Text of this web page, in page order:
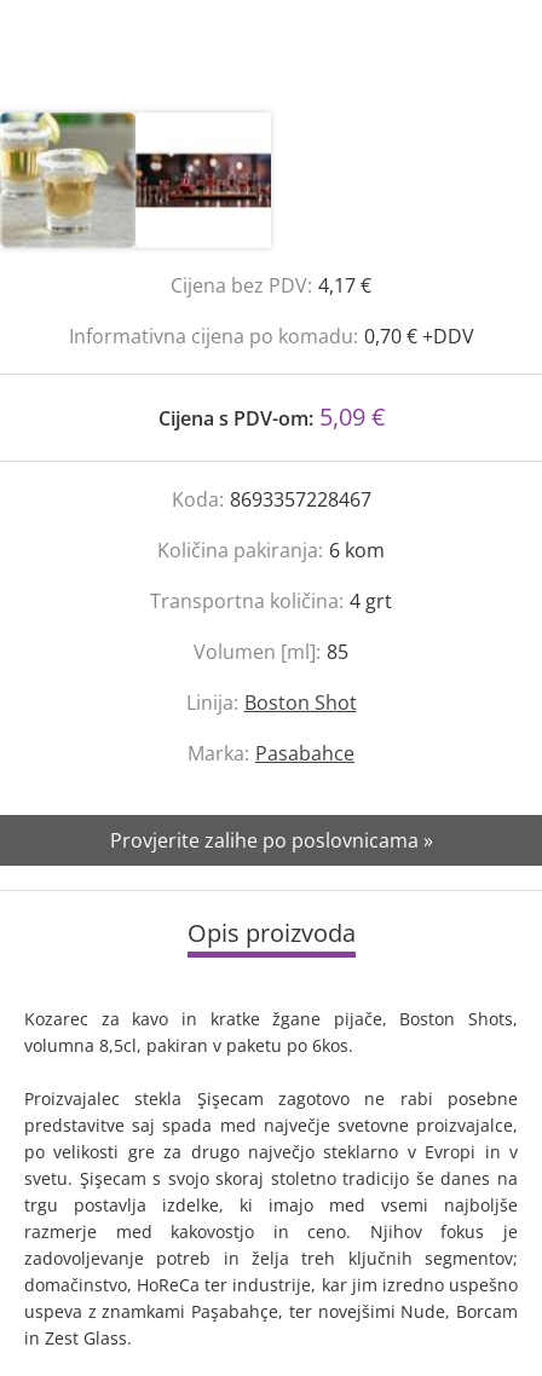
Cijena bez PDV: 4,17 €
Informativna cijena po komadu: 0,70 € +DDV
Cijena s PDV-om: 5,09 €
Koda: 8693357228467
Količina pakiranja: 6 kom
Transportna količina: 4 grt
Volumen [ml]: 85
Linija: Boston Shot
Marka: Pasabahce
Provjerite zalihe po poslovnicama »
Opis proizvoda
Kozarec za kavo in kratke žgane pijače, Boston Shots,
volumna 8,5cl, pakiran v paketu po 6kos.
Proizvajalec stekla Şişecam zagotovo ne rabi posebne
predstavitve saj spada med največje svetovne proizvajalce,
po velikosti gre za drugo največjo steklarno v Evropi in v
svetu. Şişecam s svojo skoraj stoletno tradicijo še danes na
trgu postavlja izdelke, ki imajo med vsemi najboljše
razmerje med kakovostjo in ceno. Njihov fokus je
zadovoljevanje potreb in želja treh ključnih segmentov;
domačinstvo, HoReCa ter industrije, kar jim izredno uspešno
uspeva z znamkami Paşabahçe, ter novejšimi Nude, Borcam
in Zest Glass.